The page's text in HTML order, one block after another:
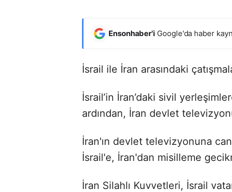
Ensonhaber'i Google'da haber
İsrail ile İran arasındaki
İsrail’in İran’daki sivil
ardından, İran devlet
İran'ın devlet televizyonuna
İsrail'e, İran'dan misilleme
İran Silahlı Kuvvetleri, İsrail